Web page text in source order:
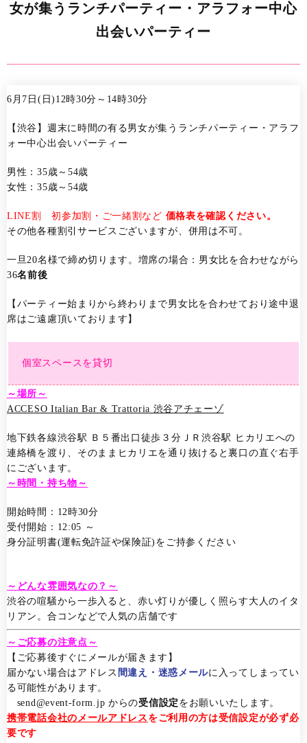
女が集うランチパーティー・アラフォー中心
出会いパーティー
6月7日(日)12時30分～14時30分
【渋谷】週末に時間の有る男女が集うランチパーティー・アラフ
ォー中心出会いパーティー
男性：35歳～54歳
女性：35歳～54歳
LINE割 初参加割・ご一緒割など 価格表を確認ください。
その他各種割引サービスございますが、併用は不可。
一旦20名様で締め切ります。増席の場合：男女比を合わせながら
36名前後
【パーティー始まりから終わりまで男女比を合わせており途中退
席はご遠慮頂いております】
個室スペースを貸切
～場所～
ACCESO Italian Bar & Trattoria 渋谷アチェーゾ
地下鉄各線渋谷駅 Ｂ５番出口徒歩３分ＪＲ渋谷駅 ヒカリエへの
連絡橋を渡り、そのままヒカリエを通り抜けると裏口の直ぐ右手
にございます。
～時間・持ち物～
開始時間：12時30分
受付開始：12:05 ～
身分証明書(運転免許証や保険証)をご持参ください
～どんな雰囲気なの？～
渋谷の喧騒から一歩入ると、赤い灯りが優しく照らす大人のイタ
リアン。合コンなどで人気の店舗です
～ご応募の注意点～
【ご応募後すぐにメールが届きます】
届かない場合はアドレス 間違え・迷惑メールに入ってしまってい
る可能性があります。
send@event-form.jp からの受信設定 をお願いいたします。
携帯電話会社のメールアドレス をご利用の方は受信設定が必ず必
要です